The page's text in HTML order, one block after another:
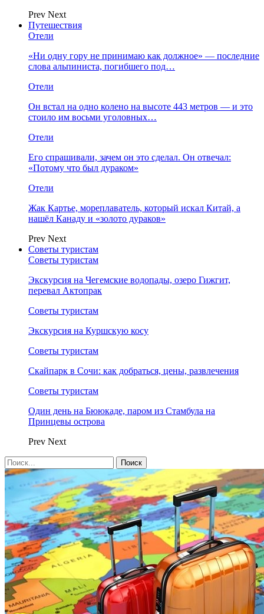
Prev Next
Путешествия
Отели
«Ни одну гору не принимаю как должное» — последние
слова альпиниста, погибшего под…
Отели
Он встал на одно колено на высоте 443 метров — и это
стоило им восьми уголовных…
Отели
Его спрашивали, зачем он это сделал. Он отвечал:
«Потому что был дураком»
Отели
Жак Картье, мореплаватель, который искал Китай, а
нашёл Канаду и «золото дураков»
Prev Next
Советы туристам
Советы туристам
Экскурсия на Чегемские водопады, озеро Гижгит,
перевал Актопрак
Советы туристам
Экскурсия на Куршскую косу
Советы туристам
Скайпарк в Сочи: как добраться, цены, развлечения
Советы туристам
Один день на Бююкаде, паром из Стамбула на
Принцевы острова
Prev Next